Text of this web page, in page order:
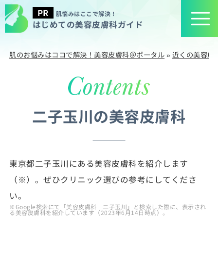
肌悩みはここで解決！
はじめての美容皮膚科ガイド
肌のお悩みはココで解決！美容皮膚科＠ポータル»近くの美容皮
二子玉川の美容皮膚科
東京都二子玉川にある美容皮膚科を紹介します
（※）。ぜひクリニック選びの参考にしてくださ
い。
※Google検索にて「美容皮膚科 二子玉川」と検索した際に、表示され
る美容皮膚科を紹介しています（2023年6月14日時点）。